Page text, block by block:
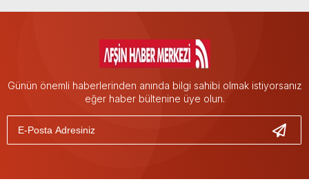
Günün önemli haberlerinden anında bilgi sahibi olmak istiyorsanız
eğer haber bültenine üye olun.